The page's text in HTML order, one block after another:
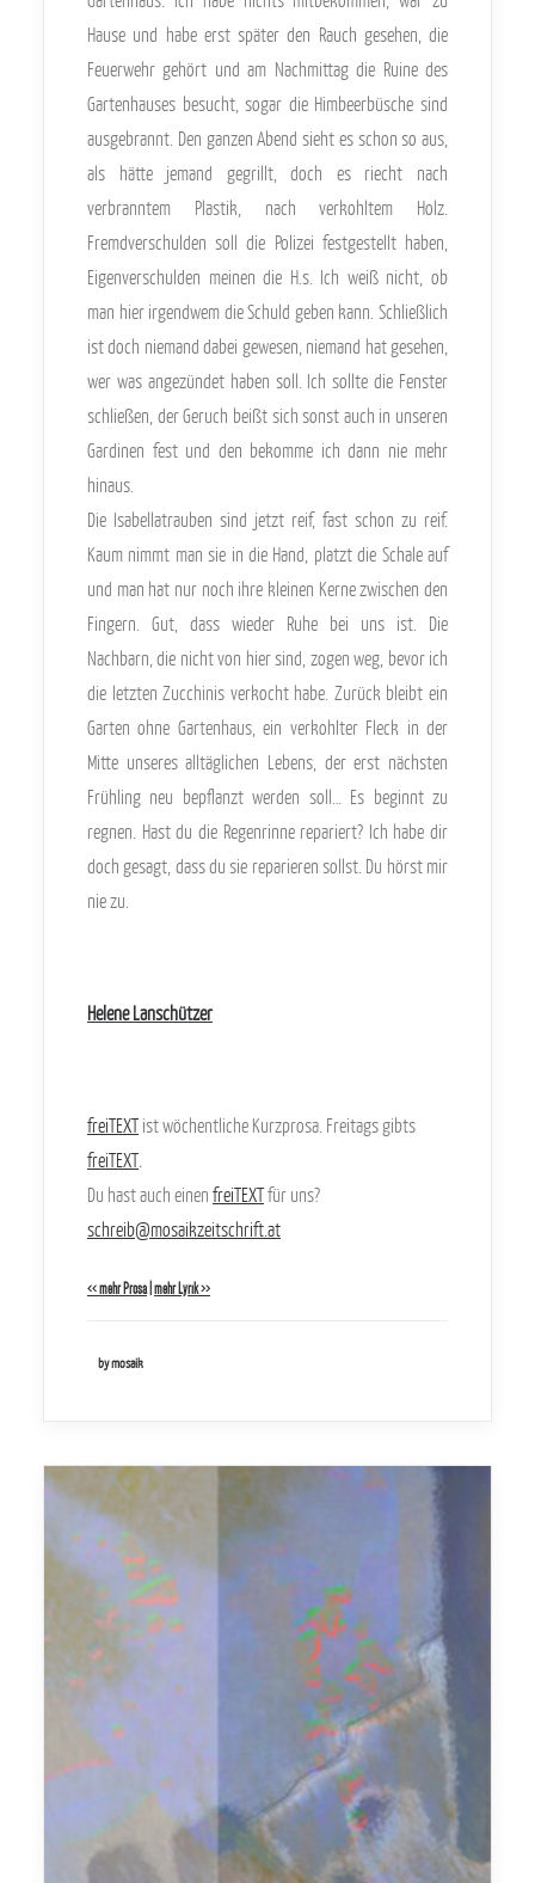
Hause und habe erst später den Rauch gesehen, die
Feuerwehr gehört und am Nachmittag die Ruine des
Gartenhauses besucht, sogar die Himbeerbüsche sind
ausgebrannt. Den ganzen Abend sieht es schon so aus,
als hätte jemand gegrillt, doch es riecht nach
verbranntem Plastik, nach verkohltem Holz.
Fremdverschulden soll die Polizei festgestellt haben,
Eigenverschulden meinen die H.s. Ich weiß nicht, ob
man hier irgendwem die Schuld geben kann. Schließlich
ist doch niemand dabei gewesen, niemand hat gesehen,
wer was angezündet haben soll. Ich sollte die Fenster
schließen, der Geruch beißt sich sonst auch in unseren
Gardinen fest und den bekomme ich dann nie mehr
hinaus.
Die Isabellatrauben sind jetzt reif, fast schon zu reif.
Kaum nimmt man sie in die Hand, platzt die Schale auf
und man hat nur noch ihre kleinen Kerne zwischen den
Fingern. Gut, dass wieder Ruhe bei uns ist. Die
Nachbarn, die nicht von hier sind, zogen weg, bevor ich
die letzten Zucchinis verkocht habe. Zurück bleibt ein
Garten ohne Gartenhaus, ein verkohlter Fleck in der
Mitte unseres alltäglichen Lebens, der erst nächsten
Frühling neu bepflanzt werden soll… Es beginnt zu
regnen. Hast du die Regenrinne repariert? Ich habe dir
doch gesagt, dass du sie reparieren sollst. Du hörst mir
nie zu.
Helene Lanschützer
freiTEXT ist wöchentliche Kurzprosa. Freitags gibts
freiTEXT.
Du hast auch einen freiTEXTfür uns?
schreib@mosaikzeitschrift.at
<< mehr Prosa| mehr Lyrik >>
by mosaik